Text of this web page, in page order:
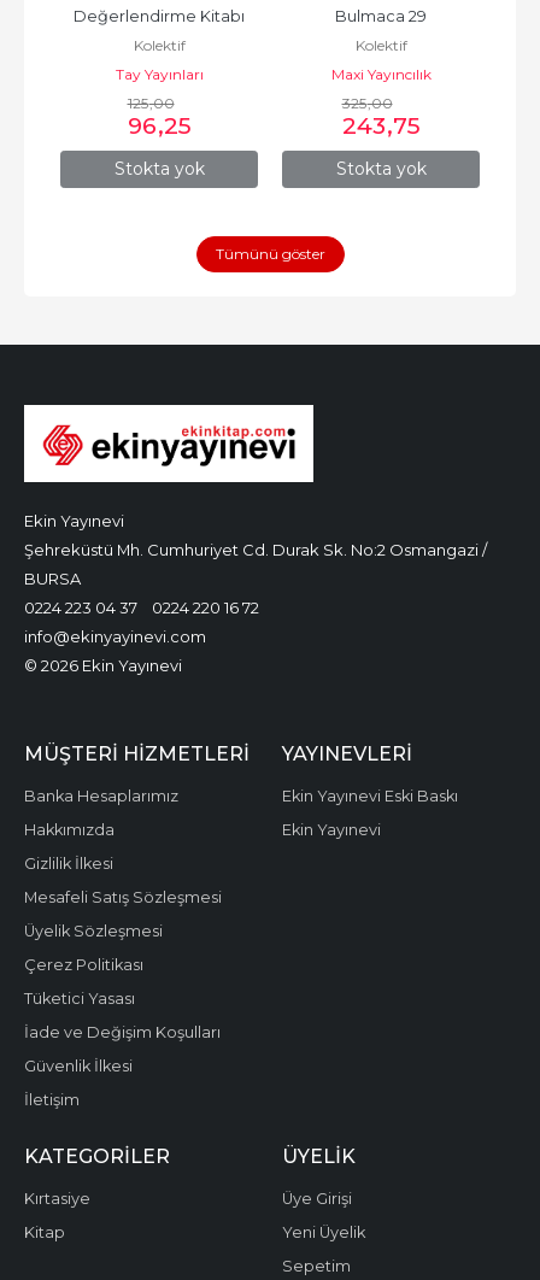
Stokta yok
Değerlendirme Kitabı
Kolektif
Tay Yayınları
125,00
96,25
Stokta yok
Bulmaca 29
Kolektif
Maxi Yayıncılık
325,00
243,75
Tümünü göster
Ekin Yayınevi
Şehreküstü Mh. Cumhuriyet Cd. Durak Sk. No:2 Osmangazi /
BURSA
0224 223 04 37
0224 220 16 72
info@ekinyayinevi.com
© 2026 Ekin Yayınevi
MÜŞTERI HIZMETLERI
Banka Hesaplarımız
Hakkımızda
Gizlilik İlkesi
Mesafeli Satış Sözleşmesi
Üyelik Sözleşmesi
Çerez Politikası
Tüketici Yasası
İade ve Değişim Koşulları
Güvenlik İlkesi
İletişim
YAYINEVLERI
Ekin Yayınevi Eski Baskı
Ekin Yayınevi
KATEGORILER
Kırtasiye
Kitap
ÜYELIK
Üye Girişi
Yeni Üyelik
Sepetim